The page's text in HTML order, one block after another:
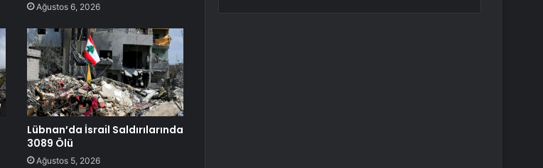
Ağustos 6, 2026
Lübnan’da İsrail Saldırılarında
3089 Ölü
Ağustos 5, 2026